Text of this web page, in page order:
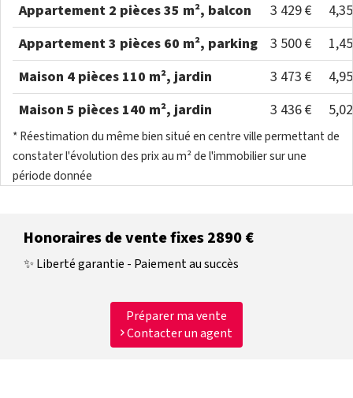
Appartement 2 pièces 35 m², balcon
3 429 €
Appartement 3 pièces 60 m², parking
3 500 €
Maison 4 pièces 110 m², jardin
3 473 €
Maison 5 pièces 140 m², jardin
3 436 €
* Réestimation du même bien situé en centre ville permettant de
constater l'évolution des prix au m² de l'immobilier sur une
période donnée
Honoraires de vente fixes 2890 €
✨ Liberté garantie - Paiement au succès
Préparer ma vente
Contacter un agent